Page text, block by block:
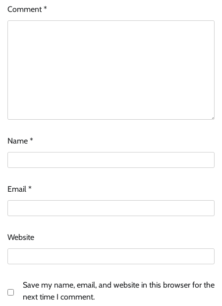
Comment*
Name *
Email *
Website
Save my name, email, and website in this browser for the
next time I comment.